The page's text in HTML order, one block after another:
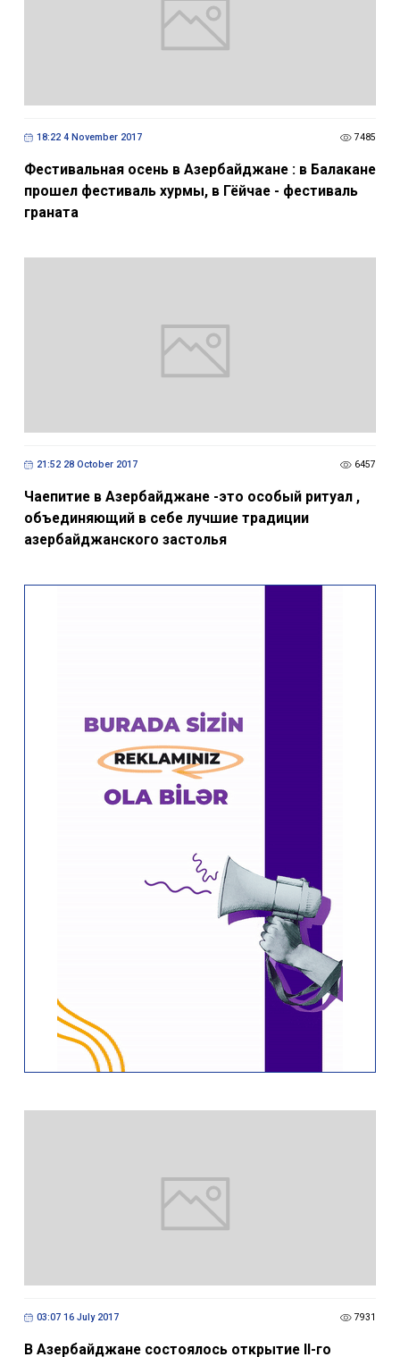
18:22 4 November 2017 7485
Фестивальная осень в Азербайджане : в Балакане
прошел фестиваль хурмы, в Гёйчае - фестиваль
граната
21:52 28 October 2017 6457
Чаепитие в Азербайджане -это особый ритуал ,
объединяющий в себе лучшие традиции
азербайджанского застолья
03:07 16 July 2017 7931
В Азербайджане состоялось открытие II-го